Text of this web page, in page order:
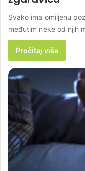
Svako ima omiljenu
međutim neke od njih
Pročitaj više